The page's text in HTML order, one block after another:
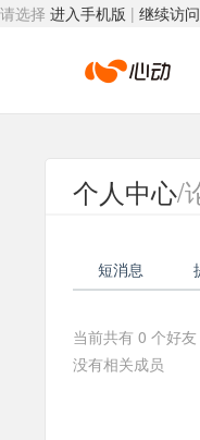
请选择 进入手机版 | 继续访
心
动
络
个人中心/
短消息
当前共有 0 个好友
没有相关成员